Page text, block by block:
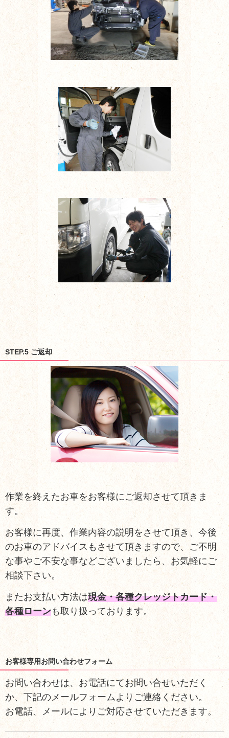
STEP.5 ご返却
作業を終えたお車をお客様にご返却させて頂きま
す。
お客様に再度、作業内容の説明をさせて頂き、今後
のお車のアドバイスもさせて頂きますので、ご不明
な事やご不安な事などございましたら、お気軽にご
相談下さい。
またお支払い方法は現金・各種クレッジトカード・
各種ローンも取り扱っております。
お客様専用お問い合わせフォーム
お問い合わせは、お電話にてお問い合せいただく
か、下記のメールフォームよりご連絡ください。
お電話、メールによりご対応させていただきます。